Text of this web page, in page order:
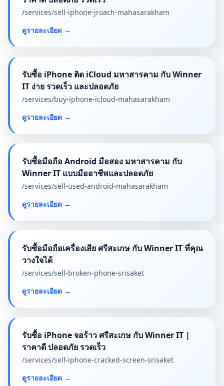
/services/sell-iphone-jroach-mahasarakham
ดูรายละเอียด →
รับซื้อ iPhone ติด iCloud มหาสารคาม กับ Winner
IT ง่าย รวดเร็ว และปลอดภัย
/services/buy-iphone-icloud-mahasarakham
ดูรายละเอียด →
รับซื้อมือถือ Android มือสอง มหาสารคาม กับ
Winner IT แบบมืออาชีพและปลอดภัย
/services/sell-used-android-mahasarakham
ดูรายละเอียด →
รับซื้อมือถือเครื่องเสีย ศรีสะเกษ กับ Winner IT ที่คุณ
วางใจได้
/services/sell-broken-phone-srisaket
ดูรายละเอียด →
รับซื้อ iPhone จอร้าว ศรีสะเกษ กับ Winner IT |
ราคาดี ปลอดภัย รวดเร็ว
/services/sell-iphone-cracked-screen-srisaket
ดูรายละเอียด →